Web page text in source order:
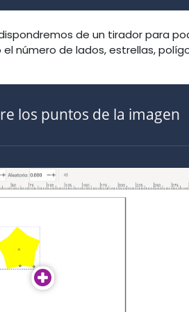
de un tirador para
número de lados, estrellas,
los puntos de la imagen